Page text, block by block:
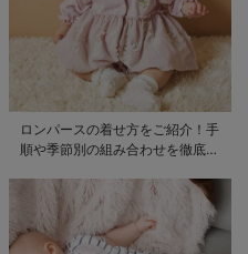
ロンパースの着せ方をご紹介！手
順や季節別の組み合わせを徹底解